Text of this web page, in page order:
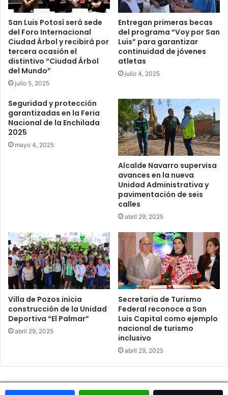
San Luis Potosí será sede
del Foro Internacional
Ciudad Árbol y recibirá por
tercera ocasión el
distintivo “Ciudad Árbol
del Mundo”
julio 5, 2025
Entregan primeras becas
del programa “Voy por San
Luis” para garantizar
continuidad de jóvenes
atletas
julio 4, 2025
Seguridad y protección
garantizadas en la Feria
Nacional de la Enchilada
2025
mayo 4, 2025
Alcalde Navarro supervisa
avances en la nueva
Unidad Administrativa y
pavimentación de seis
calles
abril 29, 2025
Villa de Pozos inicia
construcción de la Unidad
Deportiva “El Palmar”
abril 29, 2025
Secretaria de Turismo
Federal reconoce a San
Luis Capital como ejemplo
nacional de turismo
inclusivo
abril 29, 2025